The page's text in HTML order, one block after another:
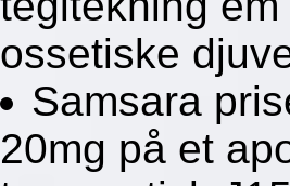
ossetiske
Samsara
20mg på et